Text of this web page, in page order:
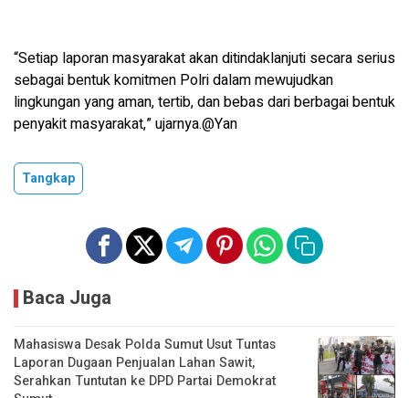
“Setiap laporan masyarakat akan ditindaklanjuti secara serius
sebagai bentuk komitmen Polri dalam mewujudkan
lingkungan yang aman, tertib, dan bebas dari berbagai bentuk
penyakit masyarakat,” ujarnya.@Yan
Tangkap
Baca Juga
Mahasiswa Desak Polda Sumut Usut Tuntas
Laporan Dugaan Penjualan Lahan Sawit,
Serahkan Tuntutan ke DPD Partai Demokrat